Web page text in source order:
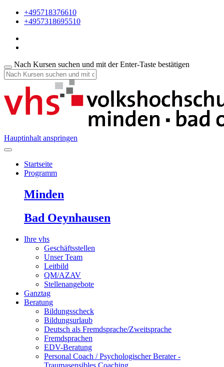
+495718376610
+4957318695510
Nach Kursen suchen und mit der Enter-Taste bestätigen
Hauptinhalt anspringen
Startseite
Programm
Minden
Bad Oeynhausen
Ihre vhs
Geschäftsstellen
Unser Team
Leitbild
QM/AZAV
Stellenangebote
Ganztag
Beratung
Bildungsscheck
Bildungsurlaub
Deutsch als Fremdsprache/Zweitsprache
Fremdsprachen
EDV-Beratung
Personal Coach / Psychologischer Berater -
Traumasensibles Coaching